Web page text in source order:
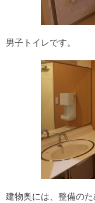
男子トイレです。
建物奥には、整備のた